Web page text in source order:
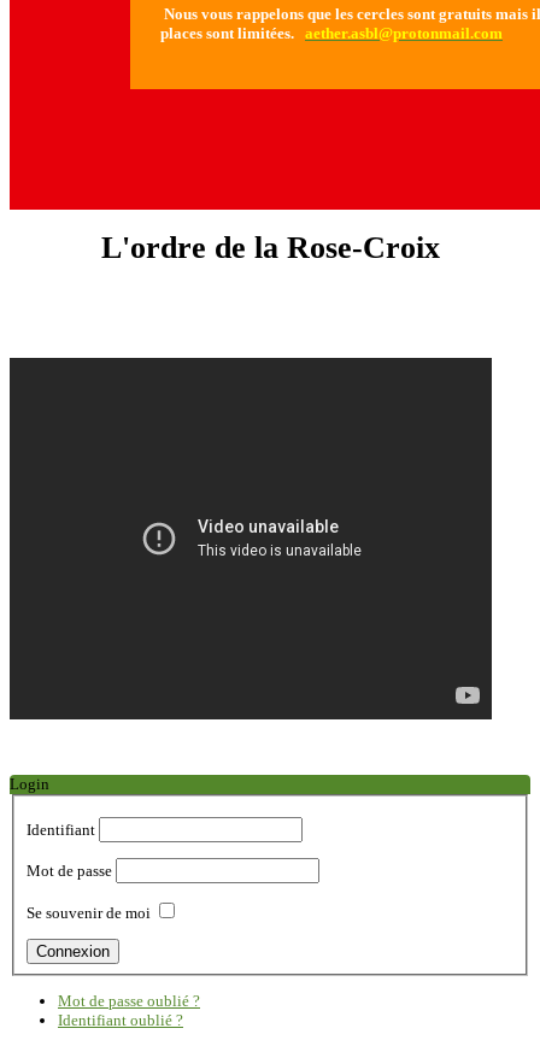
Nous vous rappelons que les cercles sont gratuits
places sont limitées. aether.asbl@protonmail.com
L'ordre de la Rose-Croix
Login
Identifiant
Mot de passe
Se souvenir de moi
Mot de passe oublié ?
Identifiant oublié ?